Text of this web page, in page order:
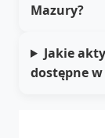
Mazury?
Jakie
dostępne